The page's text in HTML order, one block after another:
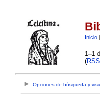
Inicio|
1–1
(RSS
Opciones de búsqueda y